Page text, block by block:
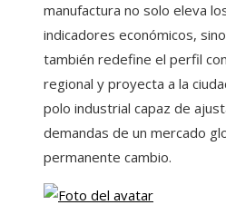
manufactura no solo eleva
indicadores económicos,
también redefine el perfil
regional y proyecta a la
polo industrial capaz de
demandas de un mercado
permanente cambio.